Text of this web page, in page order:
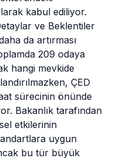
kabul ediliyor.
ve Beklentiler
da artırması
209 odaya
hangi mevkide
ÇED
sürecinin önünde
Bakanlık tarafından
etkilerinin
uygun
bu tür büyük